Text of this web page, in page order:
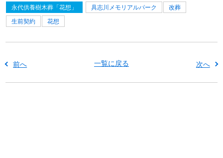
永代供養樹木葬「花想」 具志川メモリアルパーク
改葬
生前契約
花想
前へ 一覧に戻る 次へ